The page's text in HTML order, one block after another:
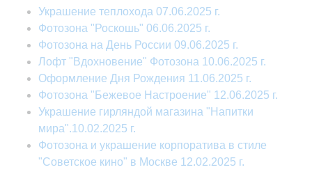
Украшение теплохода 07.06.2025 г.
Фотозона "Роскошь" 06.06.2025 г.
Фотозона на День России 09.06.2025 г.
Лофт "Вдохновение" Фотозона 10.06.2025 г.
Оформление Дня Рождения 11.06.2025 г.
Фотозона "Бежевое Настроение" 12.06.2025 г.
Украшение гирляндой магазина "Напитки
мира".10.02.2025 г.
Фотозона и украшение корпоратива в стиле
"Советское кино" в Москве 12.02.2025 г.